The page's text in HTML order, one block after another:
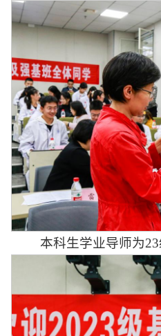
本科生学业导师为